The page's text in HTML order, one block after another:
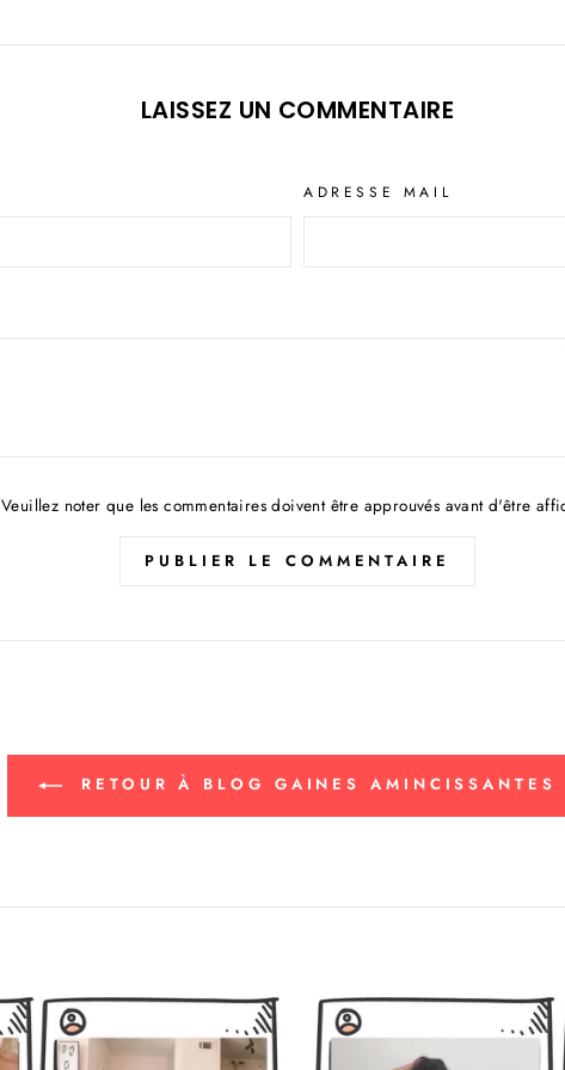
LAISSEZ UN COMMENTAIRE
ADRESSE MAIL
Veuillez noter que les commentaires doivent être approuvés avant d'être
PUBLIER LE COMMENTAIRE
RETOUR À BLOG GAINES AMINCISSANTES